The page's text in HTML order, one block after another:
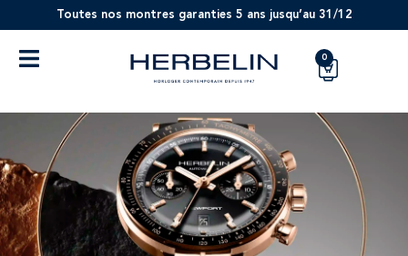
Toutes nos montres garanties 5 ans jusqu’au 31/12
0